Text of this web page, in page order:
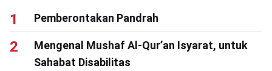
Pemberontakan Pandrah
Mengenal Mushaf Al-Qur’an Isyarat, untuk
Sahabat Disabilitas